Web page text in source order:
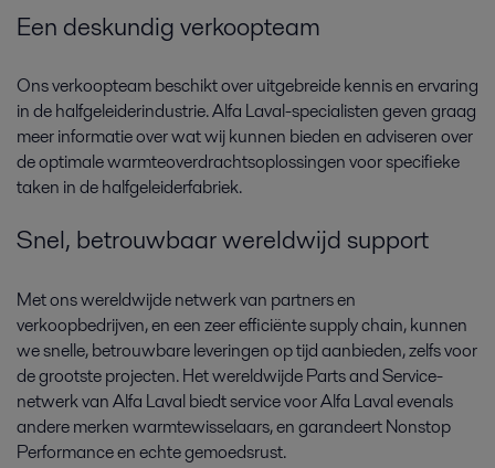
Een deskundig verkoopteam
Ons verkoopteam beschikt over uitgebreide kennis en ervaring
in de halfgeleiderindustrie. Alfa Laval-specialisten geven graag
meer informatie over wat wij kunnen bieden en adviseren over
de optimale warmteoverdrachtsoplossingen voor specifieke
taken in de halfgeleiderfabriek.
Snel, betrouwbaar wereldwijd support
Met ons wereldwijde netwerk van partners en
verkoopbedrijven, en een zeer efficiënte supply chain, kunnen
we snelle, betrouwbare leveringen op tijd aanbieden, zelfs voor
de grootste projecten. Het wereldwijde Parts and Service-
netwerk van Alfa Laval biedt service voor Alfa Laval evenals
andere merken warmtewisselaars, en garandeert Nonstop
Performance en echte gemoedsrust.